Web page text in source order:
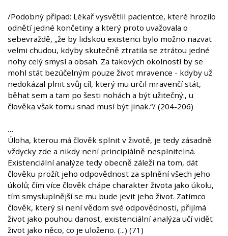
/Podobný případ: Lékař vysvětlil pacientce, které hrozilo
odnětí jedné končetiny a který proto uvažovala o
sebevraždě, „že by lidskou existenci bylo možno nazvat
velmi chudou, kdyby skutečně ztratila se ztrátou jedné
nohy celý smysl a obsah. Za takových okolností by se
mohl stát bezúčelným pouze život mravence - kdyby už
nedokázal plnit svůj cíl, který mu určil mravenčí stát,
běhat sem a tam po šesti nohách a být užitečný:, u
člověka však tomu snad musí být jinak.“/ (204-206)
…
Úloha, kterou má člověk splnit v životě, je tedy zásadně
vždycky zde a nikdy není principiálně nesplnitelná.
Existenciální analýze tedy obecně záleží na tom, dát
člověku prožít jeho odpovědnost za splnění všech jeho
úkolů; čím více člověk chápe charakter života jako úkolu,
tím smysluplnější se mu bude jevit jeho život. Zatímco
člověk, který si není vědom své odpovědnosti, přijímá
život jako pouhou danost, existenciální analýza učí vidět
život jako něco, co je uloženo. (...) (71)